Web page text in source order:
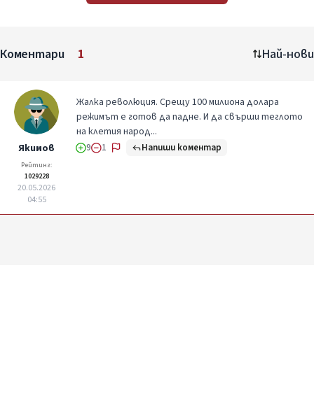
Коментари 1 Най-нови
Якимов
Рейтинг:
1029228
20.05.2026
04:55
Жалка революция. Срещу 100 милиона долара
режимът е готов да падне. И да свърши теглото
на клетия народ...
9 1 Напиши коментар